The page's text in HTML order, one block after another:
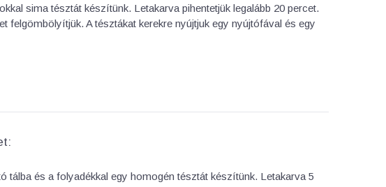
sima tésztát készítünk. Letakarva pihentetjük legalább 20 percet.
felgömbölyítjük. A tésztákat kerekre nyújtjuk egy nyújtófával és egy
tálba és a folyadékkal egy homogén tésztát készítünk. Letakarva 5